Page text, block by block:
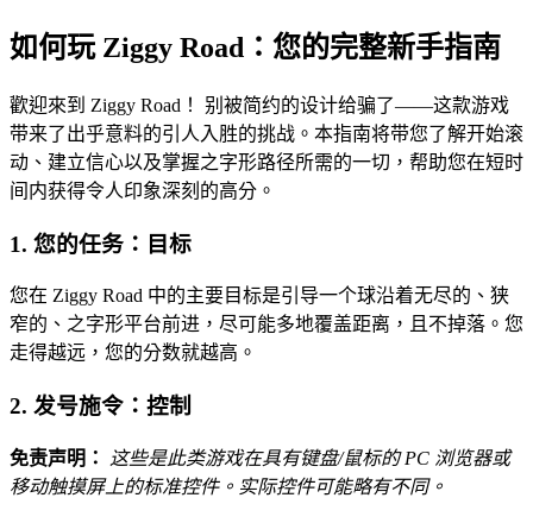
如何玩 Ziggy Road：您的完整新手指南
歡迎來到 Ziggy Road！ 别被简约的设计给骗了——这款游戏
带来了出乎意料的引人入胜的挑战。本指南将带您了解开始滚
动、建立信心以及掌握之字形路径所需的一切，帮助您在短时
间内获得令人印象深刻的高分。
1. 您的任务：目标
您在 Ziggy Road 中的主要目标是引导一个球沿着无尽的、狭
窄的、之字形平台前进，尽可能多地覆盖距离，且不掉落。您
走得越远，您的分数就越高。
2. 发号施令：控制
免责声明：
这些是此类游戏在具有键盘/鼠标的 PC 浏览器或
移动触摸屏上的标准控件。实际控件可能略有不同。